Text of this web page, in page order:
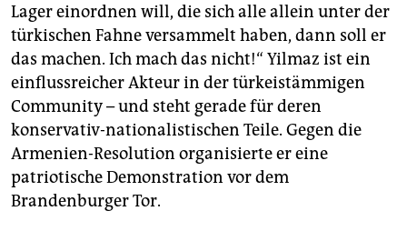
Lager einordnen will, die sich alle allein unter der
türkischen Fahne versammelt haben, dann soll er
das machen. Ich mach das nicht!“ Yilmaz ist ein
einflussreicher Akteur in der türkeistämmigen
Community – und steht gerade für deren
konservativ-nationalistischen Teile. Gegen die
Armenien-Resolution organisierte er eine
patriotische Demonstration vor dem
Brandenburger Tor.